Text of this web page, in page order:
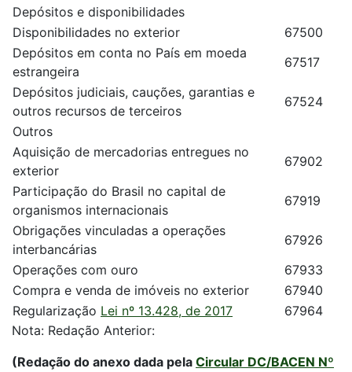
Depósitos e disponibilidades
Disponibilidades no exterior
67500
Depósitos em conta no País em moeda
estrangeira
67517
Depósitos judiciais, cauções, garantias e
outros recursos de terceiros
67524
Outros
Aquisição de mercadorias entregues no
exterior
67902
Participação do Brasil no capital de
organismos internacionais
67919
Obrigações vinculadas a operações
interbancárias
67926
Operações com ouro
67933
Compra e venda de imóveis no exterior
67940
Regularização Lei nº 13.428, de 2017
67964
Nota: Redação Anterior:
(Redação do anexo dada pela Circular DC/BACEN Nº